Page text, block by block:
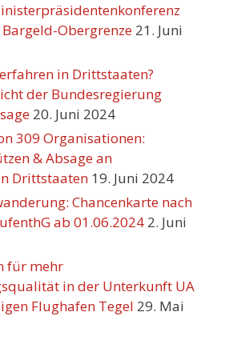
Obergrenze 21. Juni
in Drittstaaten?
der Bundesregierung
20. Juni 2024
309 Organisationen:
& Absage an
Drittstaaten 19. Juni 2024
Chancenkarte nach
ab 01.06.2024 2. Juni
für mehr
in der Unterkunft UA
Flughafen Tegel 29. Mai